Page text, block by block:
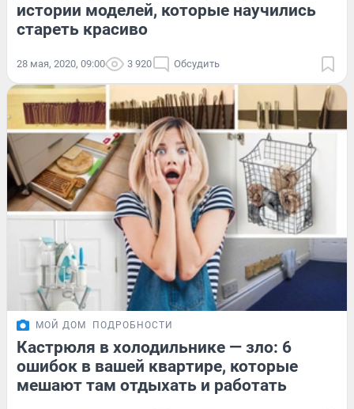
истории моделей, которые научились
стареть красиво
28 мая, 2020, 09:00 3 920 Обсудить
МОЙ ДОМ ПОДРОБНОСТИ
Кастрюля в холодильнике — зло: 6
ошибок в вашей квартире, которые
мешают там отдыхать и работать